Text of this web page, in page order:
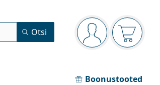
Navigeerimismenüü
Oled sisse logitud
Otsi
Boonustooted